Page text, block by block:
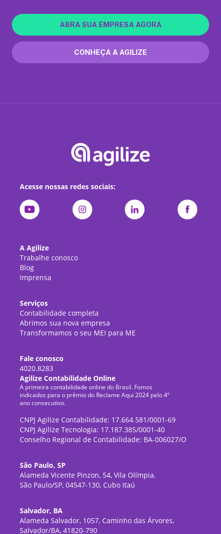
ABRA SUA EMPRESA AGORA
CONHEÇA A AGILIZE
Acesse nossas redes sociais:
A Agilize
Trabalhe conosco
Blog
Imprensa
Serviços
Contabilidade completa
Abrimos sua nova empresa
Transformamos o seu MEI para ME
Fale conosco
4020.8283
Agilize Contabilidade Online
A primeira contabilidade online do Brasil. Fomos
indicados para o prêmio do Reclame Aqui 2024 pelo 4º
ano consecutivo.
CNPJ Agilize Contabilidade: 17.664.581/0001-69
CNPJ Agilize Tecnologia: 17.187.385/0001-40
Conselho Regional de Contabilidade: BA-006027/O
São Paulo, SP
Alameda Vicente Pinzon, 54, Vila Olímpia,
São Paulo/SP, 04547-130, Cubo Itaú
Salvador, BA
Alameda Salvador, 1057, Caminho das Árvores,
Salvador/BA, 41820-790